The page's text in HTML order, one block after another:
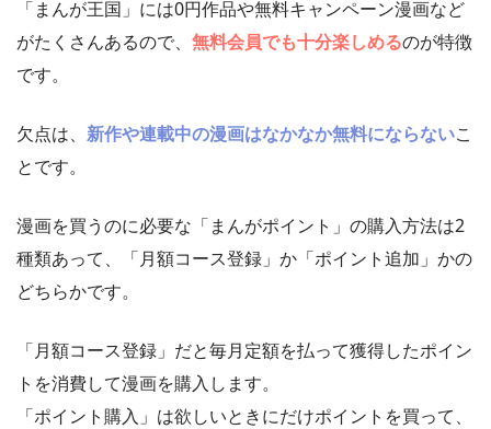
「まんが王国」には0円作品や無料キャンペーン漫画など
がたくさんあるので、 無料会員でも十分楽しめるのが特徴
です。
欠点は、 新作や連載中の漫画はなかなか無料にならないこ
とです。
漫画を買うのに必要な「まんがポイント」の購入方法は2
種類あって、「月額コース登録」か「ポイント追加」かの
どちらかです。
「月額コース登録」だと毎月定額を払って獲得したポイン
トを消費して漫画を購入します。
「ポイント購入」は欲しいときにだけポイントを買って、